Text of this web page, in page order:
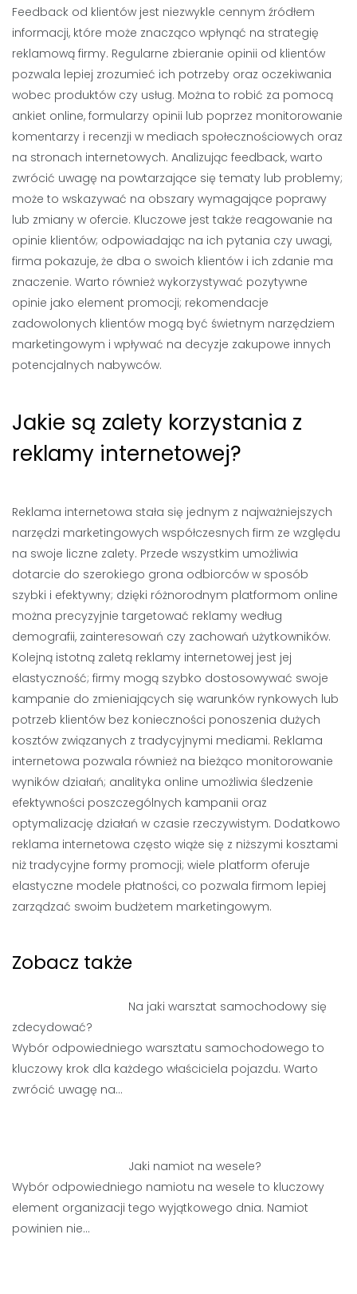
Feedback od klientów jest niezwykle cennym źródłem
informacji, które może znacząco wpłynąć na strategię
reklamową firmy. Regularne zbieranie opinii od klientów
pozwala lepiej zrozumieć ich potrzeby oraz oczekiwania
wobec produktów czy usług. Można to robić za pomocą
ankiet online, formularzy opinii lub poprzez monitorowanie
komentarzy i recenzji w mediach społecznościowych oraz
na stronach internetowych. Analizując feedback, warto
zwrócić uwagę na powtarzające się tematy lub problemy;
może to wskazywać na obszary wymagające poprawy
lub zmiany w ofercie. Kluczowe jest także reagowanie na
opinie klientów; odpowiadając na ich pytania czy uwagi,
firma pokazuje, że dba o swoich klientów i ich zdanie ma
znaczenie. Warto również wykorzystywać pozytywne
opinie jako element promocji; rekomendacje
zadowolonych klientów mogą być świetnym narzędziem
marketingowym i wpływać na decyzje zakupowe innych
potencjalnych nabywców.
Jakie są zalety korzystania z
reklamy internetowej?
Reklama internetowa stała się jednym z najważniejszych
narzędzi marketingowych współczesnych firm ze względu
na swoje liczne zalety. Przede wszystkim umożliwia
dotarcie do szerokiego grona odbiorców w sposób
szybki i efektywny; dzięki różnorodnym platformom online
można precyzyjnie targetować reklamy według
demografii, zainteresowań czy zachowań użytkowników.
Kolejną istotną zaletą reklamy internetowej jest jej
elastyczność; firmy mogą szybko dostosowywać swoje
kampanie do zmieniających się warunków rynkowych lub
potrzeb klientów bez konieczności ponoszenia dużych
kosztów związanych z tradycyjnymi mediami. Reklama
internetowa pozwala również na bieżąco monitorowanie
wyników działań; analityka online umożliwia śledzenie
efektywności poszczególnych kampanii oraz
optymalizację działań w czasie rzeczywistym. Dodatkowo
reklama internetowa często wiąże się z niższymi kosztami
niż tradycyjne formy promocji; wiele platform oferuje
elastyczne modele płatności, co pozwala firmom lepiej
zarządzać swoim budżetem marketingowym.
Zobacz także
Na jaki warsztat samochodowy się
zdecydować?
Wybór odpowiedniego warsztatu samochodowego to
kluczowy krok dla każdego właściciela pojazdu. Warto
zwrócić uwagę na…
Jaki namiot na wesele?
Wybór odpowiedniego namiotu na wesele to kluczowy
element organizacji tego wyjątkowego dnia. Namiot
powinien nie…